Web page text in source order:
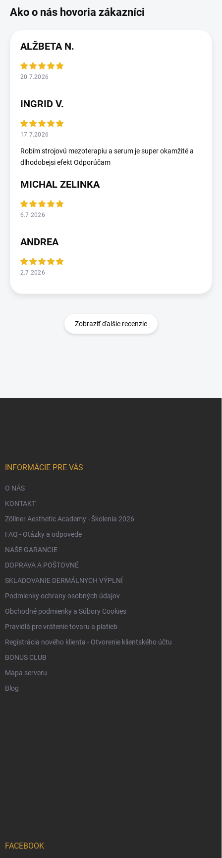
ALŽBETA N.
20.7.2026
INGRID V.
17.7.2026
Robím strojovú mezoterapiu a serum je super okamžité a
dlhodobejsi efekt Odporúčam
MICHAL ZELINKA
6.7.2026
ANDREA
2.7.2026
Zobraziť ďalšie recenzie
INFORMÁCIE PRE VÁS
O NÁS
KONTAKT
Zöllner Aesthetic Academy - Školenia 2026
FAQ - Otázky a odpovede
NAŠE GARANCIE
DOPRAVA A POŠTOVNÉ
SKLADOVANIE DERMÁLNYCH VÝPLNÍ
Podmienky ochrany osobných údajov
Obchodné podmienky a Súbory Cookies
Pravidlá pre vrátenie tovaru a platieb
Registrácia nového klienta - Otvorenie klientského účtu
BONUS CLUB
Mapa serveru
Blog
FACEBOOK